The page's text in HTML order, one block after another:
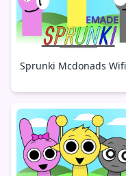
Sprunki Mcdonads Wifi